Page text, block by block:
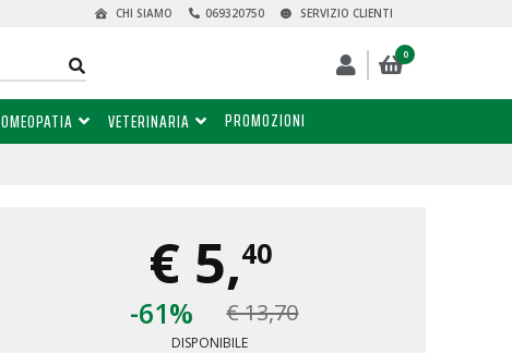
SERVIZIO CLIENTI
069320750
CHI SIAMO
0
OMEOPATIA VETERINARIA PROMOZIONI
€ 5,40
-61%
€ 13,70
DISPONIBILE